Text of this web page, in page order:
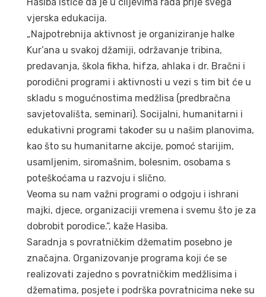
vjerska edukacija.
„Najpotrebnija aktivnost je organiziranje halke
Kur’ana u svakoj džamiji, održavanje tribina,
predavanja, škola fikha, hifza, ahlaka i dr. Bračni i
porodični programi i aktivnosti u vezi s tim bit će u
skladu s mogućnostima medžlisa (predbračna
savjetovališta, seminari). Socijalni, humanitarni i
edukativni programi također su u našim planovima,
kao što su humanitarne akcije, pomoć starijim,
usamljenim, siromašnim, bolesnim, osobama s
poteškoćama u razvoju i slično.
Veoma su nam važni programi o odgoju i ishrani
majki, djece, organizaciji vremena i svemu što je za
dobrobit porodice.“, kaže Hasiba.
Saradnja s povratničkim džematim posebno je
značajna. Organizovanje programa koji će se
realizovati zajedno s povratničkim medžlisima i
džematima, posjete i podrška povratnicima neke su